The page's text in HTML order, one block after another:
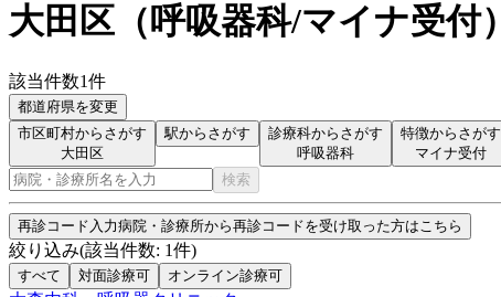
大田区 （呼吸器科/マイナ受付）
該当件数1件
都道府県を変更
市区町村からさがす
大田区
駅からさがす
診療科からさがす
呼吸器科
特徴からさがす
マイナ受付
検索
再診コード入力病院・診療所から再診コードを受け取った方はこちら
絞り込み(該当件数: 1件)
すべて 対面診療可 オンライン診療可